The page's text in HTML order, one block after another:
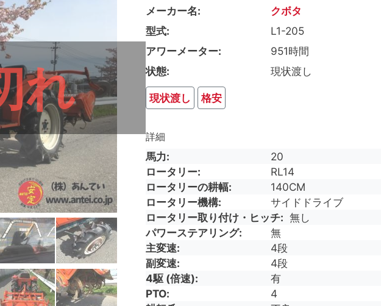
れ
メーカー名
クボタ
型式
L1-205
アワーメーター
951時間
状態
現状渡し
現状渡し 格安
詳細
馬力
20
ロータリー
RL14
ロータリーの耕幅
140CM
ロータリー機構
サイドドライブ
ロータリー取り付け・ヒッチ
無し
パワーステアリング
無
主変速
4段
副変速
4段
4駆 (倍速)
有
PTO
4